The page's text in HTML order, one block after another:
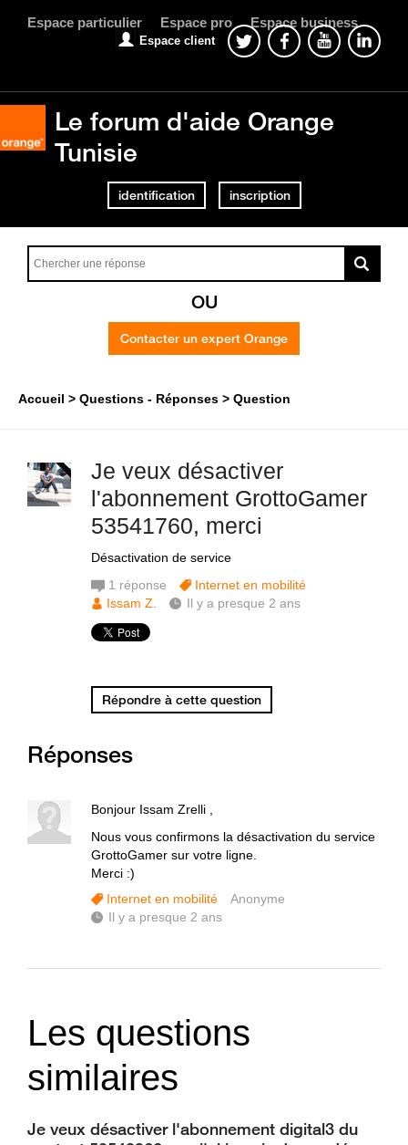
Espace particulier Espace pro Espace business
Espace client
Le forum d'aide Orange
Tunisie
identification inscription
OU
Contacter un expert Orange
Accueil Questions - Réponses Question
Je veux désactiver
l'abonnement GrottoGamer
53541760, merci
Désactivation de service
1 réponse
Internet en mobilité
Issam Z.
Il y a presque 2 ans
Répondre à cette question
Réponses
Bonjour Issam Zrelli ,
Nous vous confirmons la désactivation du service
GrottoGamer sur votre ligne.
Merci :)
Internet en mobilité
Anonyme
Il y a presque 2 ans
Les questions
similaires
Je veux désactiver l'abonnement digital3 du